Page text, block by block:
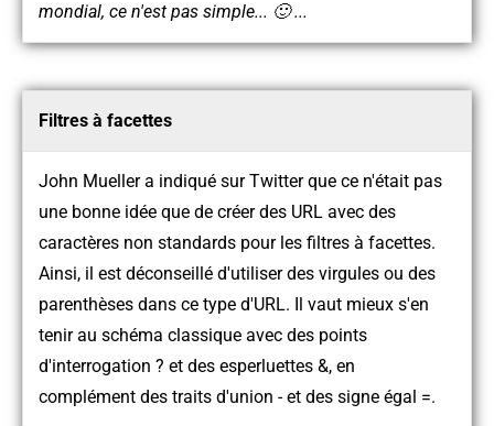
mondial, ce n'est pas simple... 🙂 ...
Filtres à facettes
John Mueller a indiqué sur Twitter que ce n'était pas
une bonne idée que de créer des URL avec des
caractères non standards pour les filtres à facettes.
Ainsi, il est déconseillé d'utiliser des virgules ou des
parenthèses dans ce type d'URL. Il vaut mieux s'en
tenir au schéma classique avec des points
d'interrogation ? et des esperluettes &, en
complément des traits d'union - et des signe égal =.